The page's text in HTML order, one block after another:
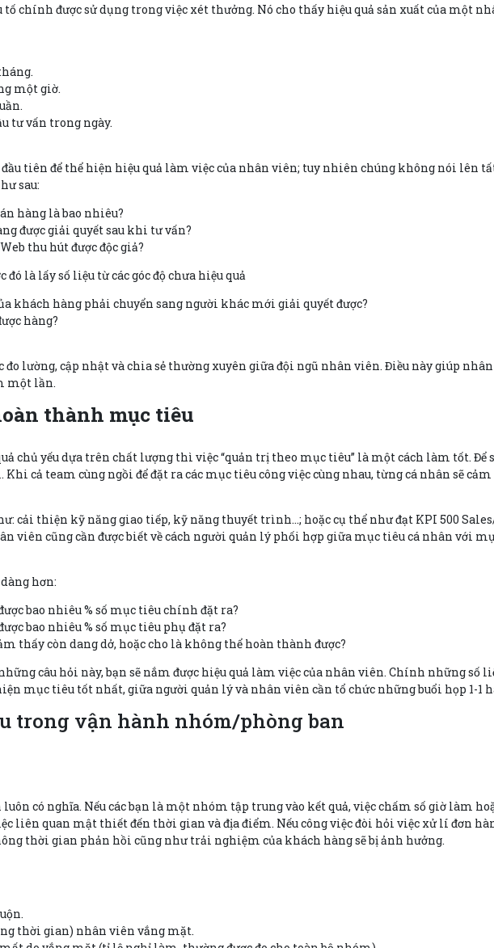
tố chính được sử dụng trong việc xét thưởng. Nó cho thấy hiệu quả sản xuất của
một giờ.
tư vấn trong ngày.
đầu tiên để thể hiện hiệu quả làm việc của nhân viên; tuy nhiên chúng không nói lên
sau:
hàng là bao nhiêu?
được giải quyết sau khi tư vấn?
thu hút được độc giả?
đó là lấy số liệu từ các góc độ chưa hiệu quả
khách hàng phải chuyển sang người khác mới giải quyết được?
hàng?
đo lường, cập nhật và chia sẻ thường xuyên giữa đội ngũ nhân viên. Điều này giúp
một lần.
thành mục tiêu
chủ yếu dựa trên chất lượng thì việc “quản trị theo mục tiêu” là một cách làm tốt. Để
cả team cùng ngồi để đặt ra các mục tiêu công việc cùng nhau, từng cá nhân sẽ
cải thiện kỹ năng giao tiếp, kỹ năng thuyết trình…; hoặc cụ thể như đạt KPI 500
viên cũng cần được biết về cách người quản lý phối hợp giữa mục tiêu cá nhân với
hơn:
bao nhiêu % số mục tiêu chính đặt ra?
bao nhiêu % số mục tiêu phụ đặt ra?
thấy còn dang dở, hoặc cho là không thể hoàn thành được?
câu hỏi này, bạn sẽ nắm được hiệu quả làm việc của nhân viên. Chính những số
mục tiêu tốt nhất, giữa người quản lý và nhân viên cần tổ chức những buổi họp 1-1
trong vận hành nhóm/phòng ban
có nghĩa. Nếu các bạn là một nhóm tập trung vào kết quả, việc chấm số giờ làm
liên quan mật thiết đến thời gian và địa điểm. Nếu công việc đòi hỏi việc xử lí đơn
thời gian phản hồi cũng như trải nghiệm của khách hàng sẽ bị ảnh hưởng.
thời gian) nhân viên vắng mặt.